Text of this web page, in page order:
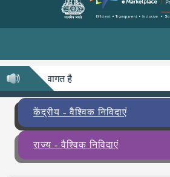
आपका स्वागत है
केंद्रीय - वैश्विक निविदाएं
राज्य - वैश्विक निविदाएं